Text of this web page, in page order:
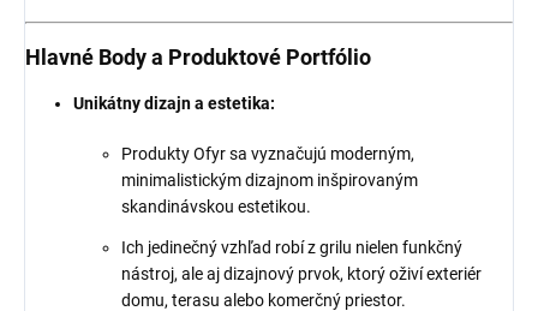
Hlavné Body a Produktové Portfólio
Unikátny dizajn a estetika:
Produkty Ofyr sa vyznačujú moderným,
minimalistickým dizajnom inšpirovaným
skandinávskou estetikou.
Ich jedinečný vzhľad robí z grilu nielen funkčný
nástroj, ale aj dizajnový prvok, ktorý oživí exteriér
domu, terasu alebo komerčný priestor.